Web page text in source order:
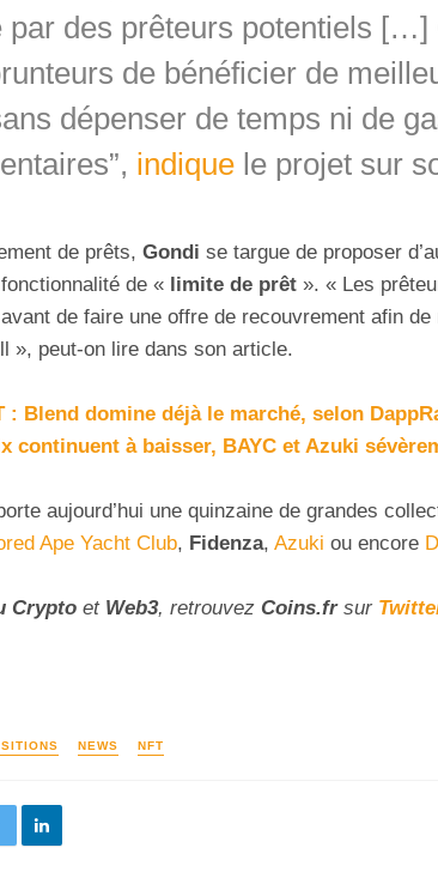
par des prêteurs potentiels […]
de bénéficier de
dépenser de temps ni de
indiquele projet sur
de prêts, Gondi se targue de proposer
de « limite de prêt ». « Les
de faire une offre de recouvrement afin
», peut-on lire dans son article.
: Blend domine déjà le marché, selon
continuent à baisser, BAYC et Azuki
aujourd’hui une quinzaine de grandes
Ape Yacht Club, Fidenza, Azuki ou encore
Crypto et Web3, retrouvez Coins.fr sur
NEWS NFT